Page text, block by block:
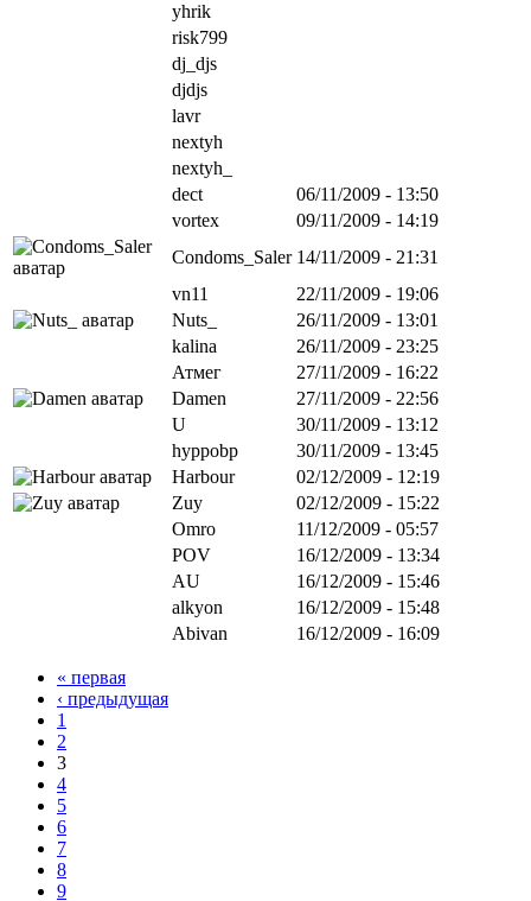
yhrik
risk799
dj_djs
djdjs
lavr
nextyh
nextyh_
dect
06/11/2009 - 13:50
vortex
09/11/2009 - 14:19
Condoms_Saler 14/11/2009 - 21:31
vn11
22/11/2009 - 19:06
Nuts_
26/11/2009 - 13:01
kalina
26/11/2009 - 23:25
Атмег
27/11/2009 - 16:22
Damen
27/11/2009 - 22:56
U
30/11/2009 - 13:12
hyppobp
30/11/2009 - 13:45
Harbour
02/12/2009 - 12:19
Zuy
02/12/2009 - 15:22
Omro
11/12/2009 - 05:57
POV
16/12/2009 - 13:34
AU
16/12/2009 - 15:46
alkyon
16/12/2009 - 15:48
Abivan
16/12/2009 - 16:09
« первая
‹ предыдущая
1
2
3
4
5
6
7
8
9